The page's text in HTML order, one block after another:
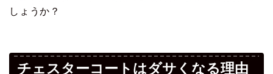
しょうか？
チェスターコートはダサくなる理由